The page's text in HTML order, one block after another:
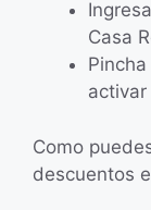
Casa
Como
descuentos